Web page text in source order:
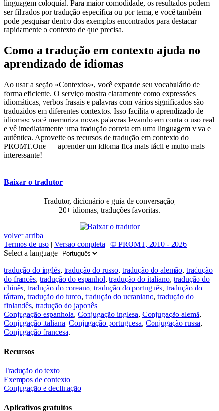
linguagem coloquial. Para maior comodidade, os resultados podem
ser filtrados por tradução específica ou por tema, e você também
pode pesquisar dentro dos exemplos encontrados para destacar
rapidamente o contexto de que precisa.
Como a tradução em contexto ajuda no
aprendizado de idiomas
Ao usar a seção «Contextos», você expande seu vocabulário de
forma eficiente. O serviço mostra claramente como expressões
idiomáticas, verbos frasais e palavras com vários significados são
traduzidos em diferentes contextos. Isso facilita o aprendizado de
idiomas: você memoriza novas palavras levando em conta o uso real
e vê imediatamente uma tradução correta em uma linguagem viva e
autêntica. Aproveite os recursos de tradução em contexto do
PROMT.One — aprender um idioma fica mais fácil e muito mais
interessante!
Baixar o tradutor
Tradutor, dicionário e guia de conversação,
20+ idiomas, traduções favoritas.
volver arriba
Termos de uso | Versão completa | © PROMT, 2010 - 2026
Select a language
tradução do inglés, tradução do russo, tradução do alemão, tradução
do francês, tradução do espanhol, tradução do italiano, tradução do
chinês, tradução do coreano, tradução do português, tradução do
tártaro, tradução do turco, tradução do ucraniano, tradução do
finlandês, tradução do japonês
Conjugação espanhola, Conjugação inglesa, Conjugação alemã,
Conjugação italiana, Conjugação portuguesa, Conjugação russa,
Conjugação francesa.
Recursos
Tradução do texto
Exempos de contexto
Conjugação e declinação
Aplicativos gratuitos